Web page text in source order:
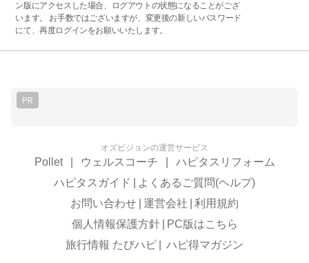
ン版にアクセスした場合、ログアウトの状態になることがござ
います。 お手数ではございますが、変更後の新しいパスワード
にて、再度ログインをお願いいたします。
PR
オズビジョンの運営サービス
Pollet ウェルスコーチ
ハピタスリフォーム
ハピタスガイド
よくあるご質問(ヘルプ)
お問い合わせ 運営会社
利用規約
個人情報保護方針
PC版はこちら
旅行情報 たびハピ
ハピ得マガジン